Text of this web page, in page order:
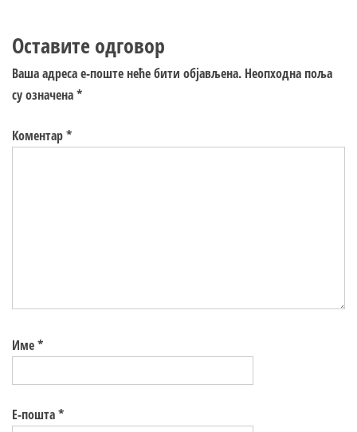
Оставите одговор
Ваша адреса е-поште неће бити објављена. Неопходна поља
су означена*
Коментар*
Име*
Е-пошта*